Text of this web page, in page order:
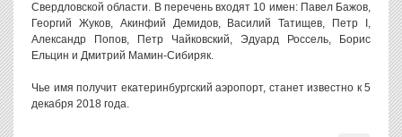
Свердловской области. В перечень входят 10 имен: Павел Бажов,
Георгий Жуков, Акинфий Демидов, Василий Татищев, Петр I,
Александр Попов, Петр Чайковский, Эдуард Россель, Борис
Ельцин и Дмитрий Мамин-Сибиряк.
Чье имя получит екатеринбургский аэропорт, станет известно к 5
декабря 2018 года.